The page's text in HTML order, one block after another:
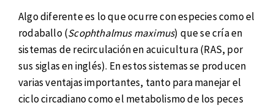
Algo diferente es lo que ocurre con especies como el
rodaballo (Scophthalmus maximus) que se cría en
sistemas de recirculación en acuicultura (RAS, por
sus siglas en inglés). En estos sistemas se producen
varias ventajas importantes, tanto para manejar el
ciclo circadiano como el metabolismo de los peces